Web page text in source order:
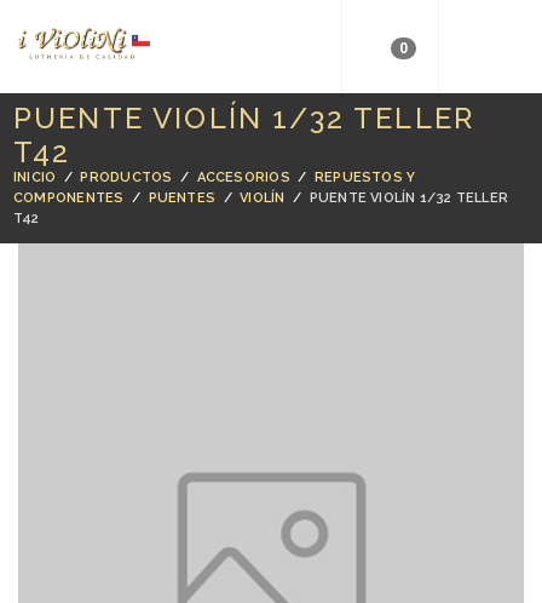
0
PUENTE VIOLÍN 1/32 TELLER
T42
INICIO /PRODUCTOS / ACCESORIOS / REPUESTOS Y
COMPONENTES
/ PUENTES /VIOLÍN / PUENTE VIOLÍN 1/32 TELLER
T42